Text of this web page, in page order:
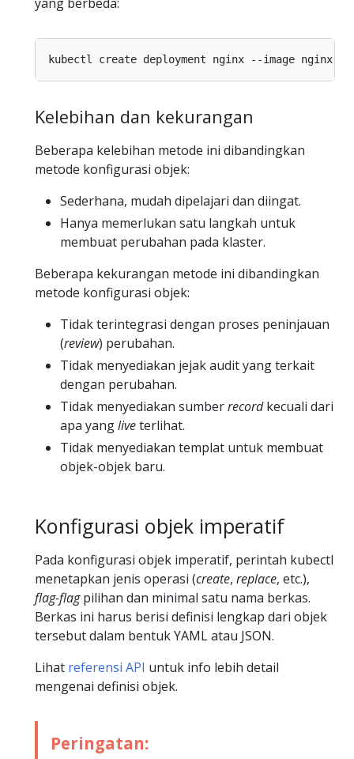
Kelebihan dan kekurangan
Beberapa kelebihan metode ini dibandingkan
metode konfigurasi objek:
Sederhana, mudah dipelajari dan diingat.
Hanya memerlukan satu langkah untuk
membuat perubahan pada klaster.
Beberapa kekurangan metode ini dibandingkan
metode konfigurasi objek:
Tidak terintegrasi dengan proses peninjauan
(review) perubahan.
Tidak menyediakan jejak audit yang terkait
dengan perubahan.
Tidak menyediakan sumberrecordkecuali dari
apa yangliveterlihat.
Tidak menyediakan templat untuk membuat
objek-objek baru.
Konfigurasi objek imperatif
Pada konfigurasi objek imperatif, perintah kubectl
menetapkan jenis operasi (create, replace, etc.),
flag-flagpilihan dan minimal satu nama berkas.
Berkas ini harus berisi definisi lengkap dari objek
tersebut dalam bentuk YAML atau JSON.
Lihat referensi API untuk info lebih detail
mengenai definisi objek.
Peringatan: